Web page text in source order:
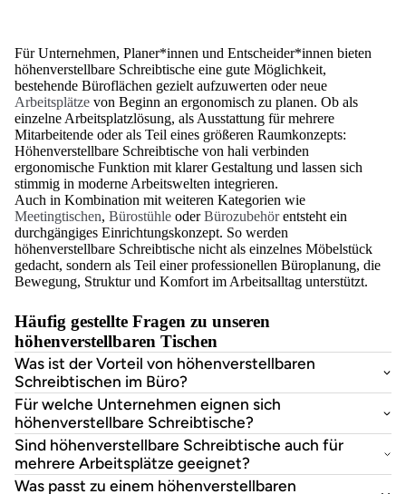
Für Unternehmen, Planer*innen und Entscheider*innen bieten
höhenverstellbare Schreibtische eine gute Möglichkeit,
bestehende Büroflächen gezielt aufzuwerten oder neue
Arbeitsplätze von Beginn an ergonomisch zu planen. Ob als
einzelne Arbeitsplatzlösung, als Ausstattung für mehrere
Mitarbeitende oder als Teil eines größeren Raumkonzepts:
Höhenverstellbare Schreibtische von hali verbinden
ergonomische Funktion mit klarer Gestaltung und lassen sich
stimmig in moderne Arbeitswelten integrieren.
Auch in Kombination mit weiteren Kategorien wie
Meetingtischen, Bürostühle oderBürozubehörentsteht ein
durchgängiges Einrichtungskonzept. So werden
höhenverstellbare Schreibtische nicht als einzelnes Möbelstück
gedacht, sondern als Teil einer professionellen Büroplanung, die
Bewegung, Struktur und Komfort im Arbeitsalltag unterstützt.
Häufig gestellte Fragen zu unseren
höhenverstellbaren Tischen
Was ist der Vorteil von höhenverstellbaren
Schreibtischen im Büro?
Für welche Unternehmen eignen sich
höhenverstellbare Schreibtische?
Sind höhenverstellbare Schreibtische auch für
mehrere Arbeitsplätze geeignet?
Was passt zu einem höhenverstellbaren